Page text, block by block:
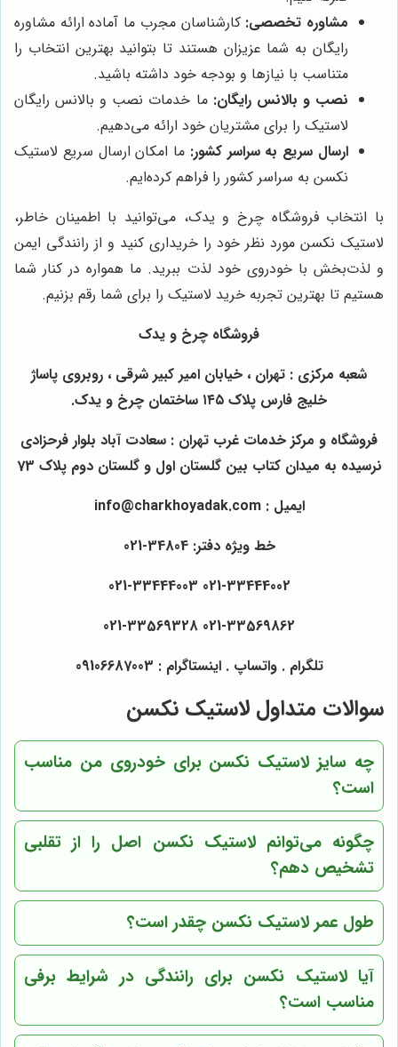
مشاوره تخصصی: کارشناسان مجرب ما آماده ارائه مشاوره
رایگان به شما عزیزان هستند تا بتوانید بهترین انتخاب را
متناسب با نیازها و بودجه خود داشته باشید.
نصب و بالانس رایگان: ما خدمات نصب و بالانس رایگان
لاستیک را برای مشتریان خود ارائه می‌دهیم.
ارسال سریع به سراسر کشور: ما امکان ارسال سریع لاستیک
نکسن به سراسر کشور را فراهم کرده‌ایم.
با انتخاب فروشگاه چرخ و یدک، می‌توانید با اطمینان خاطر،
لاستیک نکسن مورد نظر خود را خریداری کنید و از رانندگی ایمن
و لذت‌بخش با خودروی خود لذت ببرید. ما همواره در کنار شما
هستیم تا بهترین تجربه خرید لاستیک را برای شما رقم بزنیم.
فروشگاه چرخ و یدک
شعبه مرکزی : تهران ، خیابان امیر کبیر شرقی ، روبروی پاساژ
خلیج فارس پلاک ۱۴۵ ساختمان چرخ و یدک.
فروشگاه و مرکز خدمات غرب تهران : سعادت آباد بلوار فرحزادی
نرسیده به میدان کتاب بین گلستان اول و گلستان دوم پلاک 73
ایمیل : info@charkhoyadak.com
خط ویژه دفتر: 34804-021
021-33444002 021-33444003
021-33569862 021-33569328
تلگرام . واتساپ . اینستاگرام : 09106687003
سوالات متداول لاستیک نکسن
چه سایز لاستیک نکسن برای خودروی من مناسب
است؟
چگونه می‌توانم لاستیک نکسن اصل را از تقلبی
تشخیص دهم؟
طول عمر لاستیک نکسن چقدر است؟
آیا لاستیک نکسن برای رانندگی در شرایط برفی
مناسب است؟